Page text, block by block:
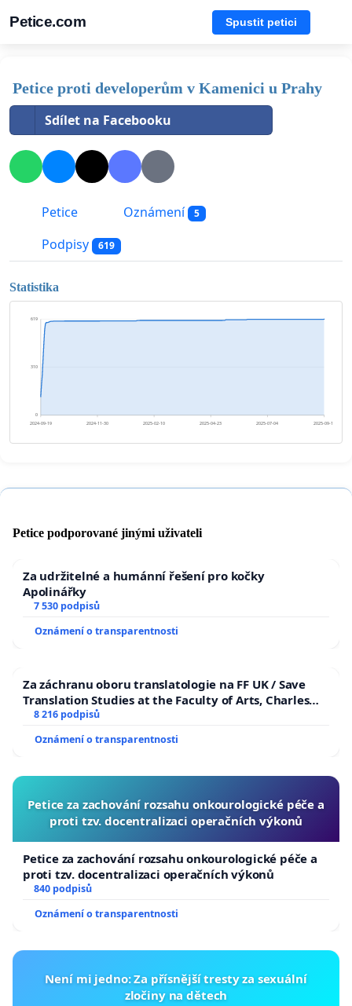
Petice.com Spustit petici
Petice proti developerům v Kamenici u Prahy
Sdílet na Facebooku
Petice Oznámení 5
Podpisy 619
Statistika
0
310
619
2024-09-19 2024-11-30 2025-02-10 2025-04-23 2025-07-04 2025-09-14
Petice podporované jinými uživateli
Za udržitelné a humánní řešení pro kočky
Apolinářky
7 530 podpisů
Oznámení o transparentnosti
Za záchranu oboru translatologie na FF UK / Save
Translation Studies at the Faculty of Arts, Charles
University
8 216 podpisů
Oznámení o transparentnosti
Petice za zachování rozsahu onkourologické péče a
proti tzv. docentralizaci operačních výkonů
Petice za zachování rozsahu onkourologické péče a
proti tzv. docentralizaci operačních výkonů
840 podpisů
Oznámení o transparentnosti
Není mi jedno: Za přísnější tresty za sexuální
zločiny na dětech